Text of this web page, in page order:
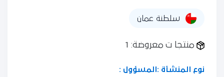
سلطنة عمان
منتجا ت معروضة: 1
نوع المنشأة : المسؤول :